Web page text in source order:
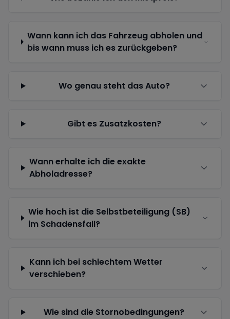
Wann kann ich das Fahrzeug abholen und
bis wann muss ich es zurückgeben?
Wo genau steht das Auto?
Gibt es Zusatzkosten?
Wann erhalte ich die exakte
Abholadresse?
Wie hoch ist die Selbstbeteiligung (SB)
im Schadensfall?
Kann ich bei schlechtem Wetter
verschieben?
Wie sind die Stornobedingungen?